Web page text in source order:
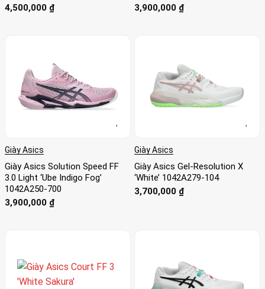
4,500,000 ₫
3,900,000 ₫
Giày Asics
Giày Asics Solution Speed FF
3.0 Light ‘Ube Indigo Fog’
1042A250-700
3,900,000 ₫
Giày Asics
Giày Asics Gel-Resolution X
‘White’ 1042A279-104
3,700,000 ₫